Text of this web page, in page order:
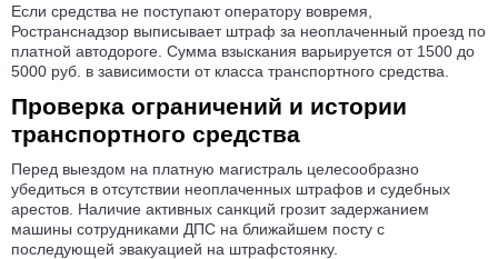
Если средства не поступают оператору вовремя,
Ространснадзор выписывает штраф за неоплаченный проезд по
платной автодороге. Сумма взыскания варьируется от 1500 до
5000 руб. в зависимости от класса транспортного средства.
Проверка ограничений и истории
транспортного средства
Перед выездом на платную магистраль целесообразно
убедиться в отсутствии неоплаченных штрафов и судебных
арестов. Наличие активных санкций грозит задержанием
машины сотрудниками ДПС на ближайшем посту с
последующей эвакуацией на штрафстоянку.